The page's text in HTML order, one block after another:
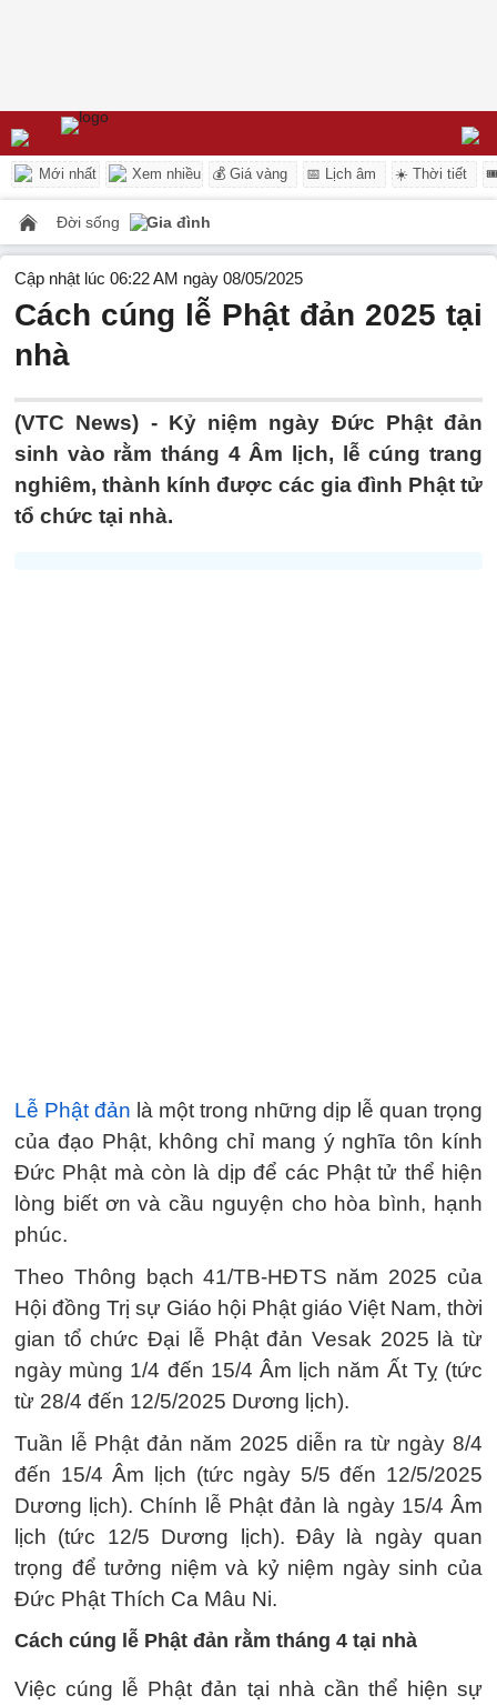
Mới nhất Xem nhiều 💰 Giá vàng 📅 Lịch âm ☀️ Thời tiết
Đời sống Gia đình
Cập nhật lúc 06:22 AM ngày 08/05/2025
Cách cúng lễ Phật đản 2025 tại
nhà
(VTC News) - Kỷ niệm ngày Đức Phật đản
sinh vào rằm tháng 4 Âm lịch, lễ cúng trang
nghiêm, thành kính được các gia đình Phật tử
tổ chức tại nhà.
Lễ Phật đản là một trong những dịp lễ quan trọng
của đạo Phật, không chỉ mang ý nghĩa tôn kính
Đức Phật mà còn là dịp để các Phật tử thể hiện
lòng biết ơn và cầu nguyện cho hòa bình, hạnh
phúc.
Theo Thông bạch 41/TB-HĐTS năm 2025 của
Hội đồng Trị sự Giáo hội Phật giáo Việt Nam, thời
gian tổ chức Đại lễ Phật đản Vesak 2025 là từ
ngày mùng 1/4 đến 15/4 Âm lịch năm Ất Tỵ (tức
từ 28/4 đến 12/5/2025 Dương lịch).
Tuần lễ Phật đản năm 2025 diễn ra từ ngày 8/4
đến 15/4 Âm lịch (tức ngày 5/5 đến 12/5/2025
Dương lịch). Chính lễ Phật đản là ngày 15/4 Âm
lịch (tức 12/5 Dương lịch). Đây là ngày quan
trọng để tưởng niệm và kỷ niệm ngày sinh của
Đức Phật Thích Ca Mâu Ni.
Cách cúng lễ Phật đản rằm tháng 4 tại nhà
Việc cúng lễ Phật đản tại nhà cần thể hiện sự